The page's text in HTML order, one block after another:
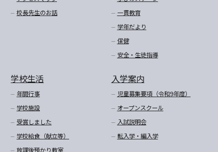
校長先生のお話
一貫教育
学年だより
保健
安全・生徒指導
学校生活
年間行事
学校施設
受賞しました
学校給食（献立等）
入学案内
児童募集要項（令和9年度）
オープンスクール
入試説明会
転入学・編入学